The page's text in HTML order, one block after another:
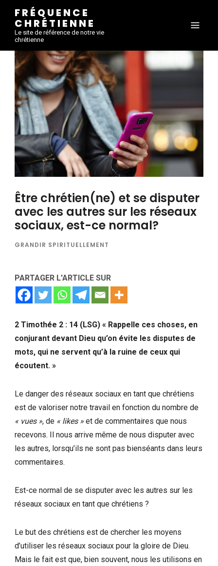
FRÉQUENCE
CHRÉTIENNE
Le site de référence de notre vie
chrétienne
Être chrétien(ne) et se disputer
avec les autres sur les réseaux
sociaux, est-ce normal?
GRANDIR SPIRITUELLEMENT
PARTAGER L'ARTICLE SUR
2 Timothée 2 : 14 (LSG) « Rappelle ces choses, en
conjurant devant Dieu qu’on évite les disputes de
mots, qui ne servent qu’à la ruine de ceux qui
écoutent. »
Le danger des réseaux sociaux en tant que chrétiens
est de valoriser notre travail en fonction du nombre de
« vues », de « likes » et de commentaires que nous
recevons. Il nous arrive même de nous disputer avec
les autres, lorsqu’ils ne sont pas bienséants dans leurs
commentaires.
Est-ce normal de se disputer avec les autres sur les
réseaux sociaux en tant que chrétiens ?
Le but des chrétiens est de chercher les moyens
d’utiliser les réseaux sociaux pour la gloire de Dieu.
Mais le fait est que, bien souvent, nous les utilisons en